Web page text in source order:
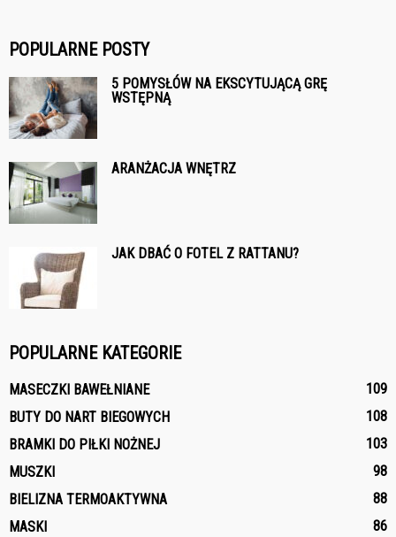
POPULARNE POSTY
5 POMYSŁÓW NA EKSCYTUJĄCĄ GRĘ
WSTĘPNĄ
ARANŻACJA WNĘTRZ
JAK DBAĆ O FOTEL Z RATTANU?
POPULARNE KATEGORIE
MASECZKI BAWEŁNIANE
109
BUTY DO NART BIEGOWYCH
108
BRAMKI DO PIŁKI NOŻNEJ
103
MUSZKI
98
BIELIZNA TERMOAKTYWNA
88
MASKI
86